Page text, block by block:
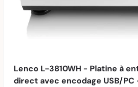
Lenco L-3810WH - Platine à
direct avec encodage USB/PC